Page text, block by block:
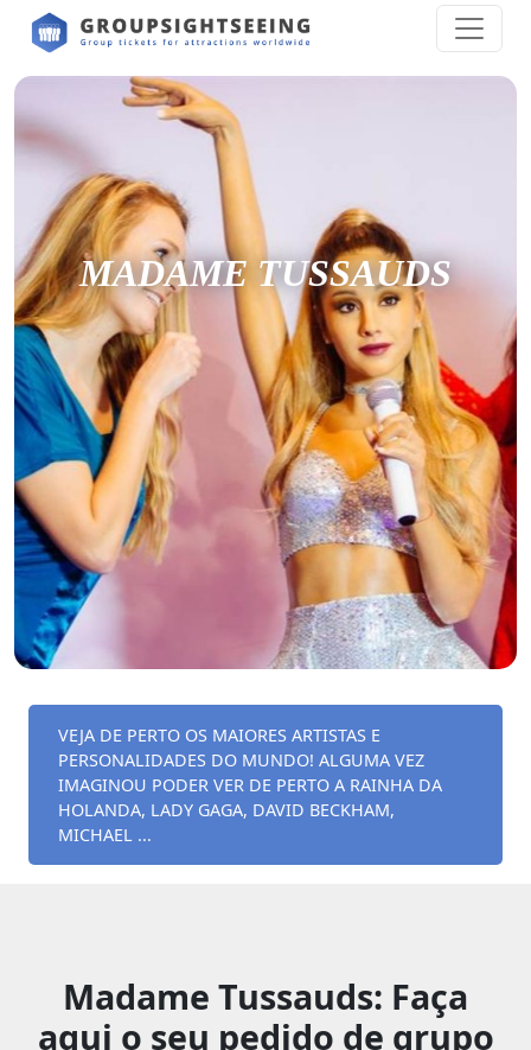
MADAME TUSSAUDS
VEJA DE PERTO OS MAIORES ARTISTAS E
PERSONALIDADES DO MUNDO! ALGUMA VEZ
IMAGINOU PODER VER DE PERTO A RAINHA DA
HOLANDA, LADY GAGA, DAVID BECKHAM,
MICHAEL ...
Madame Tussauds: Faça
aqui o seu pedido de grupo